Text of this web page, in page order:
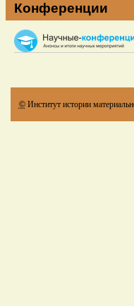
Конференции
© Институт истории